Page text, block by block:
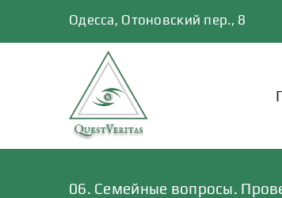
Одесса, Отоновский пер., 8
06. Семейные вопросы.